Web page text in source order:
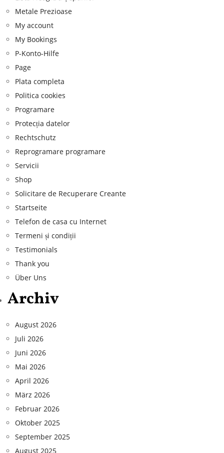
Metale Prezioase
My account
My Bookings
P-Konto-Hilfe
Page
Plata completa
Politica cookies
Programare
Protecția datelor
Rechtschutz
Reprogramare programare
Servicii
Shop
Solicitare de Recuperare Creante
Startseite
Telefon de casa cu Internet
Termeni și condiții
Testimonials
Thank you
Über Uns
Archiv
August 2026
Juli 2026
Juni 2026
Mai 2026
April 2026
März 2026
Februar 2026
Oktober 2025
September 2025
August 2025